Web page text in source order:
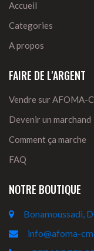
Accueil
Categories
A propos
FAIRE DE L'ARGENT
Vendre sur AFOMA-
Devenir un marchand
Comment ça marche
FAQ
NOTRE BOUTIQUE
Bonamoussadi,
info@afoma-